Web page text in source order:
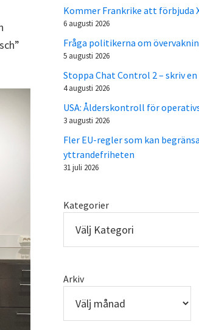
Kommer Frankrike att förbjuda
6 augusti 2026
Fråga politikerna om
5 augusti 2026
Stoppa Chat Control 2 – skriv en
4 augusti 2026
USA: Ålderskontroll för
3 augusti 2026
Fler EU-regler som kan begränsa
yttrandefriheten
31 juli 2026
Kategorier
Arkiv